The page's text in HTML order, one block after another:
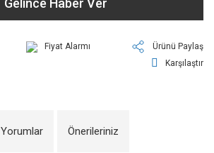
Fiyat Alarmı
Ürünü Paylaş
Karşılaştır
Yorumlar Önerileriniz